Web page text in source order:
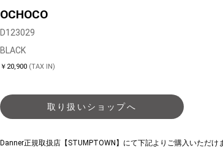
OCHOCO
D123029
BLACK
￥20,900 (TAX IN)
取り扱いショップへ
Danner正規取扱店【STUMPTOWN】にて下記よりご購入いただけ